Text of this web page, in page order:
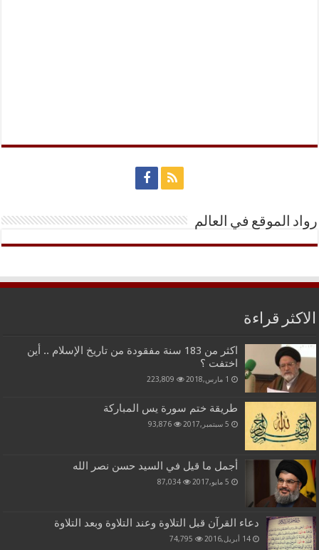
رواد الموقع في العالم
الاكثر قراءة
اكثر من 183 سنة مفقودة من تاريخ الإسلام .. أين
اختفت ؟
1 مارس,2018 223,809
طريقة ختم سورة يس المباركة
5 سبتمبر,2017 93,876
أجمل ما قيل في السيد حسن نصر الله
5 مايو,2017 87,034
دعاء القرآن قبل التلاوة وعند التلاوة وبعد التلاوة
14 أبريل,2016 74,795